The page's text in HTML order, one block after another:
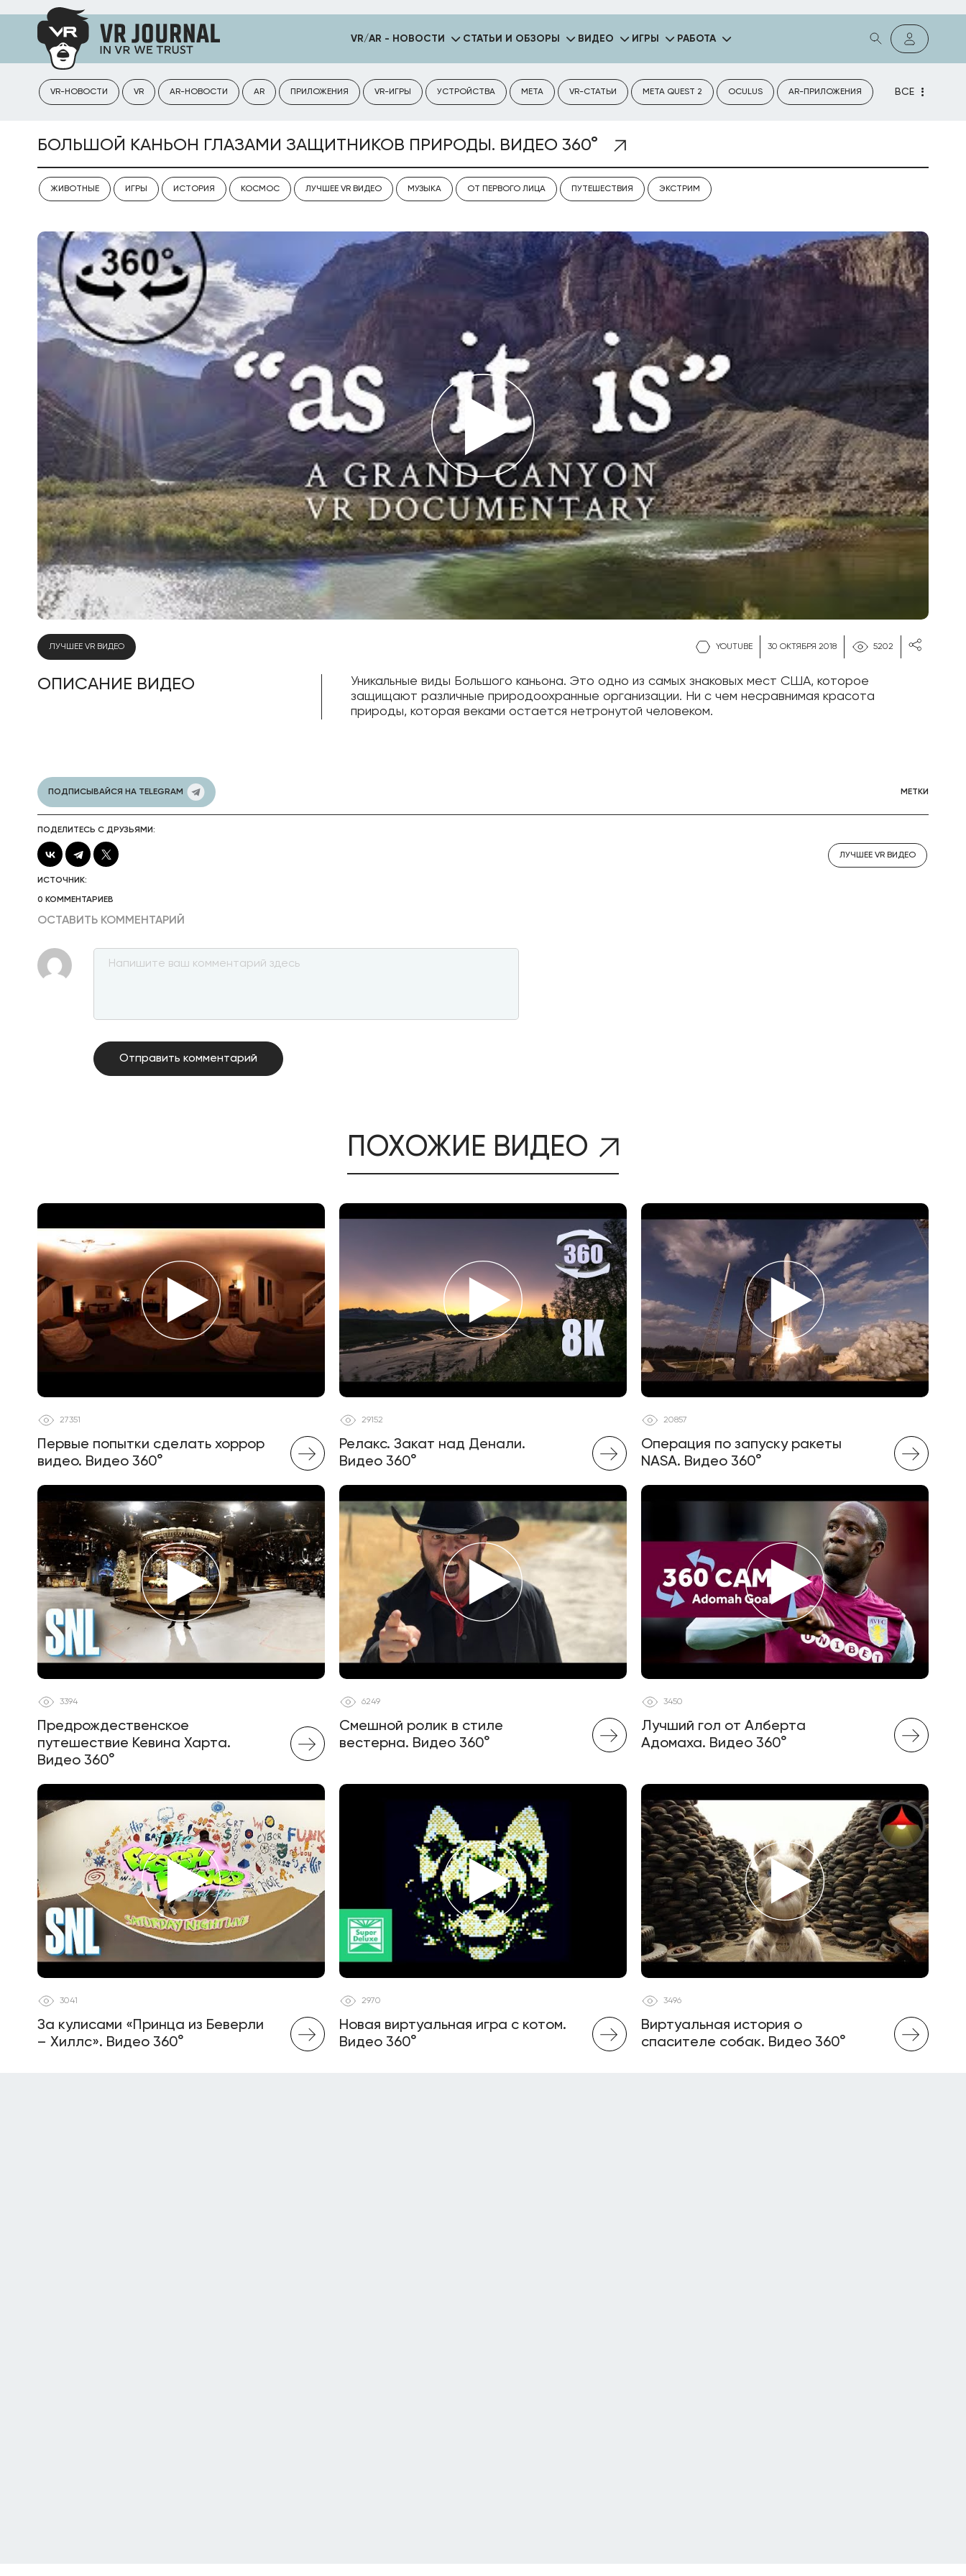
VR/AR - НОВОСТИ СТАТЬИ И ОБЗОРЫ ВИДЕО ИГРЫ РАБОТА
VR-НОВОСТИ VR AR-НОВОСТИ AR ПРИЛОЖЕНИЯ VR-ИГРЫ УСТРОЙСТВА META VR-СТАТЬИ META QUEST 2 OCULUS AR-ПРИЛОЖЕНИЯ ВСЕ
БОЛЬШОЙ КАНЬОН ГЛАЗАМИ ЗАЩИТНИКОВ ПРИРОДЫ. ВИДЕО 360°
ЖИВОТНЫЕ ИГРЫ ИСТОРИЯ КОСМОС ЛУЧШЕЕ VR ВИДЕО МУЗЫКА ОТ ПЕРВОГО ЛИЦА ПУТЕШЕСТВИЯ ЭКСТРИМ
ЛУЧШЕЕ VR ВИДЕО YOUTUBE 30 ОКТЯБРЯ 2018 5202
ОПИСАНИЕ ВИДЕО
Уникальные виды Большого каньона. Это одно из самых знаковых мест США, которое
защищают различные природоохранные организации. Ни с чем несравнимая красота
природы, которая веками остается нетронутой человеком.
ПОДПИСЫВАЙСЯ НА TELEGRAM МЕТКИ
ПОДЕЛИТЕСЬ С ДРУЗЬЯМИ:
ЛУЧШЕЕ VR ВИДЕО
ИСТОЧНИК:
0 КОММЕНТАРИЕВ
ОСТАВИТЬ КОММЕНТАРИЙ
ПОХОЖИЕ ВИДЕО
27351
Первые попытки сделать хоррор
видео. Видео 360°
29152
Релакс. Закат над Денали.
Видео 360°
20857
Операция по запуску ракеты
NASA. Видео 360°
3394
Предрождественское
путешествие Кевина Харта.
Видео 360°
6249
Смешной ролик в стиле
вестерна. Видео 360°
3450
Лучший гол от Алберта
Адомаха. Видео 360°
3041
За кулисами «Принца из Беверли
– Хиллс». Видео 360°
2970
Новая виртуальная игра с котом.
Видео 360°
3496
Виртуальная история о
спасителе собак. Видео 360°